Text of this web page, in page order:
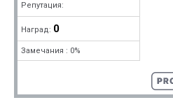
Репутация:
Наград: 0
Замечания : 0%